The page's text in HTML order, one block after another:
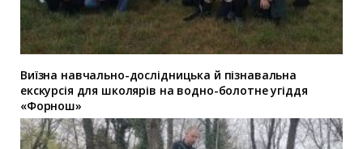
Виїзна навчально-дослідницька й пізнавальна
екскурсія для школярів на водно-болотне угіддя
«Форнош»